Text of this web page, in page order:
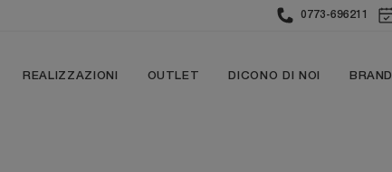
0773-696211
REALIZZAZIONI OUTLET DICONO DI NOI BRAND